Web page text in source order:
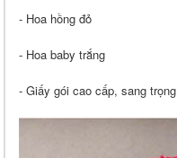
- Hoa hồng đỏ
- Hoa baby trắng
- Giấy gói cao cấp, sang trọng